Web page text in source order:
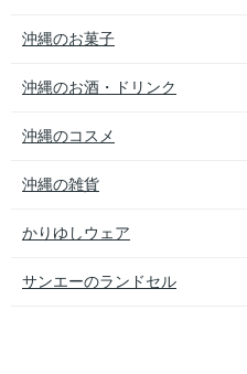
沖縄のお菓子
沖縄のお酒・ドリンク
沖縄のコスメ
沖縄の雑貨
かりゆしウェア
サンエーのランドセル